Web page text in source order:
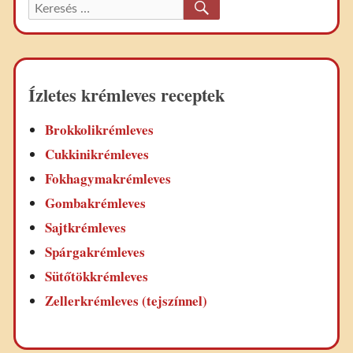
Keresett
recept:
Ízletes krémleves receptek
Brokkolikrémleves
Cukkinikrémleves
Fokhagymakrémleves
Gombakrémleves
Sajtkrémleves
Spárgakrémleves
Sütőtökkrémleves
Zellerkrémleves (tejszínnel)